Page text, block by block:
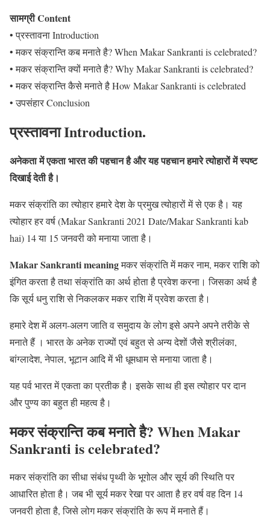
सामग्री Content
• प्रस्तावना Introduction
• मकर संक्रान्ति कब मनाते है? When Makar Sankranti is celebrated?
• मकर संक्रान्ति क्यों मनाते है? Why Makar Sankranti is celebrated?
• मकर संक्रान्ति कैसे मनाते है How Makar Sankranti is celebrated
• उपसंहार Conclusion
प्रस्तावना Introduction.
अनेकता में एकता भारत की पहचान है और यह पहचान हमारे त्योहारों में स्पष्ट
दिखाई देती है।
मकर संक्रांति का त्योहार हमारे देश के प्रमुख त्योहारों में से एक है। यह
त्योहार हर वर्ष (Makar Sankranti 2021 Date/Makar Sankranti kab
hai) 14 या 15 जनवरी को मनाया जाता है।
Makar Sankranti meaningमकर संक्रांति में मकर नाम, मकर राशि को
इंगित करता है तथा संक्रांति का अर्थ होता है प्रवेश करना। जिसका अर्थ है
कि सूर्य धनु राशि से निकलकर मकर राशि में प्रवेश करता है।
हमारे देश में अलग-अलग जाति व समुदाय के लोग इसे अपने अपने तरीके से
मनाते हैं । भारत के अनेक राज्यों एवं बहुत से अन्य देशों जैसे श्रीलंका,
बांग्लादेश, नेपाल, भूटान आदि में भी धूमधाम से मनाया जाता है।
यह पर्व भारत में एकता का प्रतीक है। इसके साथ ही इस त्योहार पर दान
और पुण्य का बहुत ही महत्व है।
मकर संक्रान्ति कब मनाते है? When Makar
Sankranti is celebrated?
मकर संक्रांति का सीधा संबंध पृथ्वी के भूगोल और सूर्य की स्थिति पर
आधारित होता है। जब भी सूर्य मकर रेखा पर आता है हर वर्ष वह दिन 14
जनवरी होता है, जिसे लोग मकर संक्रांति के रूप में मनाते हैं।